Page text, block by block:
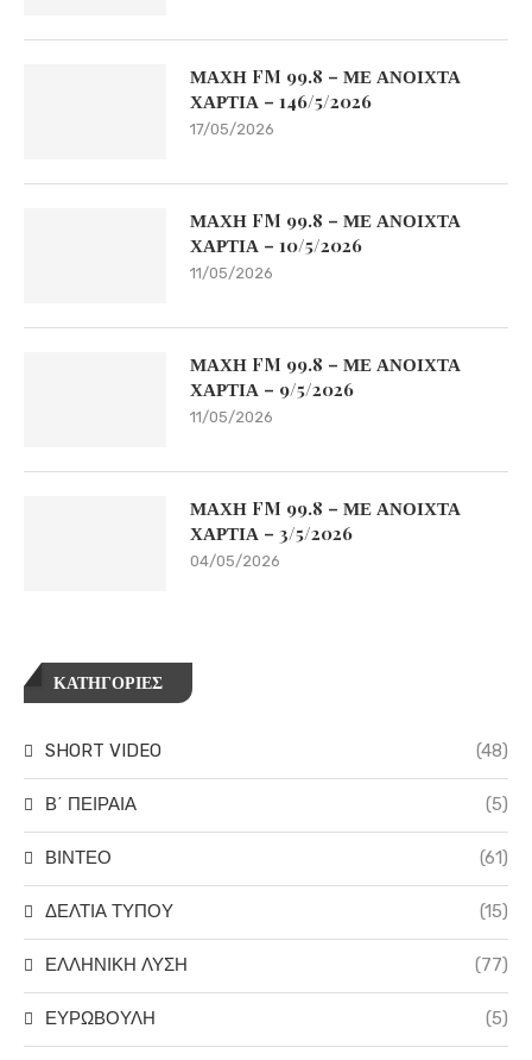
ΜΑΧΗ FM 99.8 – ΜΕ ΑΝΟΙΧΤΑ
ΧΑΡΤΙΑ – 146/5/2026
17/05/2026
ΜΑΧΗ FM 99.8 – ΜΕ ΑΝΟΙΧΤΑ
ΧΑΡΤΙΑ – 10/5/2026
11/05/2026
ΜΑΧΗ FM 99.8 – ΜΕ ΑΝΟΙΧΤΑ
ΧΑΡΤΙΑ – 9/5/2026
11/05/2026
ΜΑΧΗ FM 99.8 – ΜΕ ΑΝΟΙΧΤΑ
ΧΑΡΤΙΑ – 3/5/2026
04/05/2026
ΚΑΤΗΓΟΡΙΕΣ
SHORT VIDEO (48)
Β΄ ΠΕΙΡΑΙΑ (5)
ΒΙΝΤΕΟ (61)
ΔΕΛΤΙΑ ΤΥΠΟΥ (15)
ΕΛΛΗΝΙΚΗ ΛΥΣΗ (77)
ΕΥΡΩΒΟΥΛΗ (5)